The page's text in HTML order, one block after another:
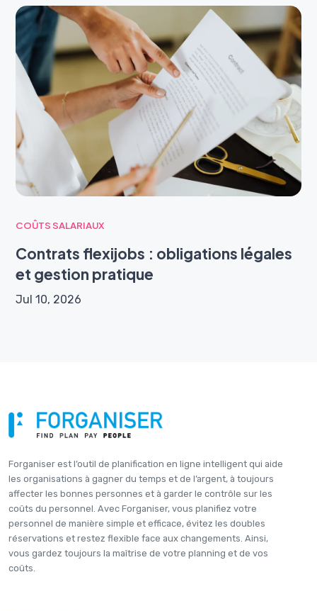
COÛTS SALARIAUX
Contrats flexijobs : obligations légales
et gestion pratique
Jul 10, 2026
Forganiser est l’outil de planification en ligne intelligent qui aide
les organisations à gagner du temps et de l’argent, à toujours
affecter les bonnes personnes et à garder le contrôle sur les
coûts du personnel. Avec Forganiser, vous planifiez votre
personnel de manière simple et efficace, évitez les doubles
réservations et restez flexible face aux changements. Ainsi,
vous gardez toujours la maîtrise de votre planning et de vos
coûts.